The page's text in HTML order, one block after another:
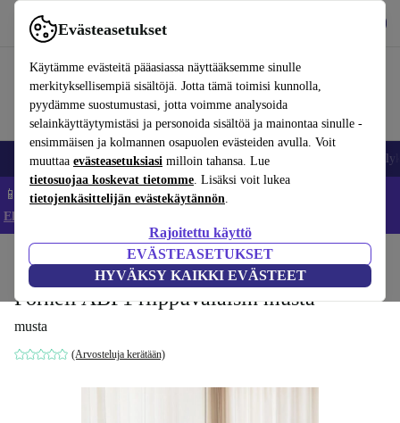
Evästeasetukset
Käytämme evästeitä pääasiassa näyttääksemme sinulle
merkityksellisempiä sisältöjä. Jotta tämä toimisi kunnolla,
pyydämme suostumustasi, jotta voimme analysoida
selainkäyttäytymistäsi ja personoida sisältöä ja mainontaa sinulle -
ensimmäisen ja kolmannen osapuolen evästeiden avulla. Voit
muuttaa evästeasetuksiasi milloin tahansa. Lue
tietosuojaa koskevat tietomme. Lisäksi voit lukea
tietojenkäsittelijän evästekäytännön.
Rajoitettu käyttö
EVÄSTEASETUKSET
HYVÄKSY KAIKKI EVÄSTEET
Käytä refurbed-palvelua nopeasti ja helposti
Matkapuhelimet ja älypuhelimet Kannettavat tietokoneet
📱 Säästä 5 % LISÄÄ iPhoneista – Koodi: IPHONEDEAL –
Ehdot ja säännöt
Huonekalut
Fornell ABF1 riippuvalaisin musta
musta
(Arvosteluja kerätään)